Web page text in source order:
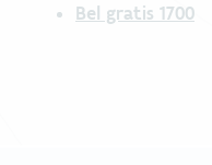
Bel gratis 1700